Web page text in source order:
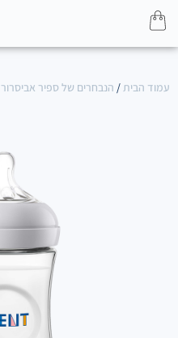
עמוד הבית/ הנבחרים של ספיר אביסרור